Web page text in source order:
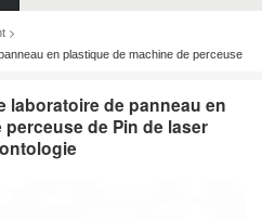
>
en plastique de machine de perceuse
laboratoire de panneau en
de Pin de laser